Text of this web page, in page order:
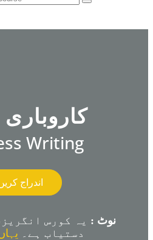
کاروباری
Writing
اندراج
نوٹ : یہ کورس
دستیاب ہے۔